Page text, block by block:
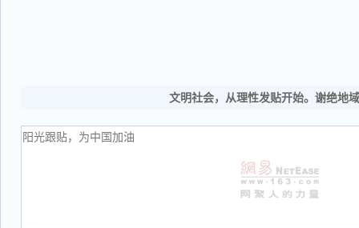
文明社会，从理性发贴开始。谢绝地